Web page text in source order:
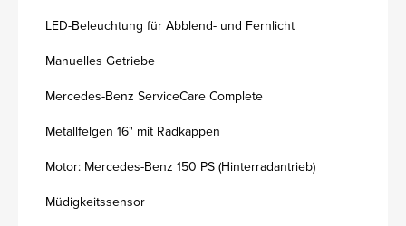
LED-Beleuchtung für Abblend- und Fernlicht
Manuelles Getriebe
Mercedes-Benz ServiceCare Complete
Metallfelgen 16" mit Radkappen
Motor: Mercedes-Benz 150 PS (Hinterradantrieb)
Müdigkeitssensor